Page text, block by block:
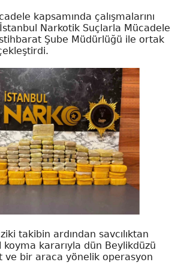
kapsamında çalışmalarını
Narkotik Suçlarla Mücadele
Şube Müdürlüğü ile ortak
takibin ardından savcılıktan
koyma kararıyla dün Beylikdüzü
ve bir araca yönelik operasyon